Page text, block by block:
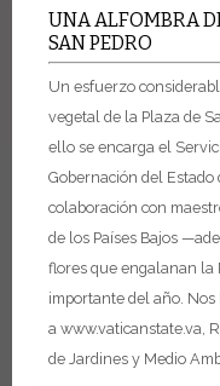
UNA ALFOMBRA
SAN PEDRO
Un esfuerzo
vegetal de la Plaza de
ello se encarga el
Gobernación del Estado
colaboración con
de los Países Bajos
flores que engalanan la
importante del año.
a www.vaticanstate.va,
de Jardines y Medio